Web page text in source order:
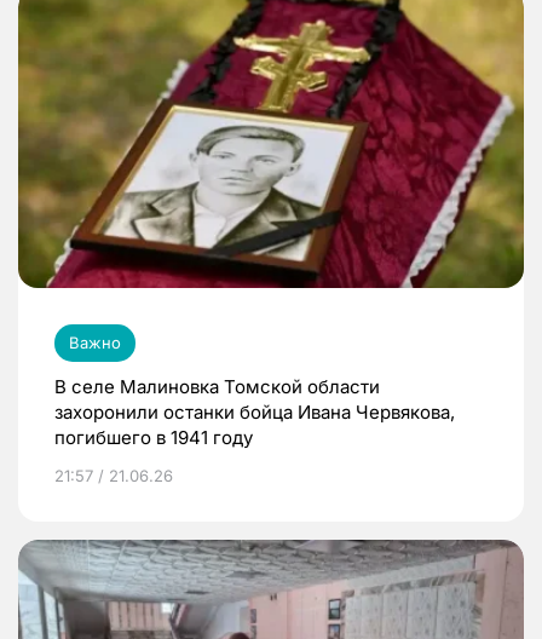
Важно
В селе Малиновка Томской области
захоронили останки бойца Ивана Червякова,
погибшего в 1941 году
21:57 / 21.06.26